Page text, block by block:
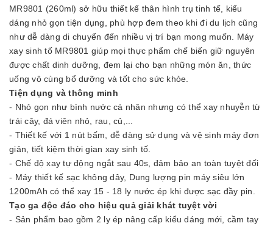
MR9801 (260ml) sở hữu thiết kế thân hình trụ tinh tế, kiểu
dáng nhỏ gọn tiện dụng, phù hợp đem theo khi đi du lịch cũng
như dễ dàng di chuyển đến nhiều vị trí bạn mong muốn. Máy
xay sinh tố MR9801 giúp mọi thực phẩm chế biến giữ nguyên
được chất dinh dưỡng, đem lại cho bạn những món ăn, thức
uống vô cùng bổ dưỡng và tốt cho sức khỏe.
Tiện dụng và thông minh
- Nhỏ gọn như bình nước cá nhân nhưng có thể xay nhuyễn từ
trái cây, đá viên nhỏ, rau, củ,...
- Thiết kế với 1 nút bấm, dễ dàng sử dụng và vệ sinh máy đơn
giản, tiết kiệm thời gian xay sinh tố.
- Chế độ xay tự động ngắt sau 40s, đảm bảo an toàn tuyệt đối
- Máy thiết kế sạc không dây, Dung lượng pin máy siêu lớn
1200mAh có thể xay 15 - 18 ly nước ép khi được sạc đầy pin.
Tạo ga độc đáo cho hiệu quả giải khát tuyệt vời
- Sản phẩm bao gồm 2 ly ép nâng cấp kiểu dáng mới, cầm tay